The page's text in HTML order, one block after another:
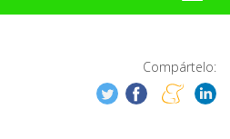
Compártelo: